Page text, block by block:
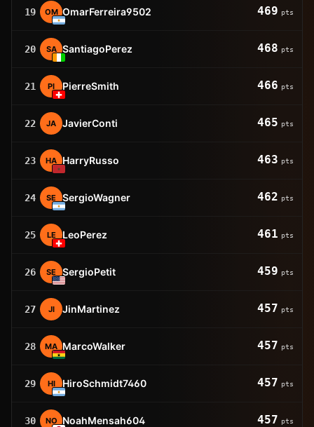
19 OM OmarFerreira9502 469 pts
20 SA SantiagoPerez 468 pts
21 PI PierreSmith 466 pts
22 JA JavierConti 465 pts
23 HA HarryRusso 463 pts
24 SE SergioWagner 462 pts
25 LE LeoPerez 461 pts
26 SE SergioPetit 459 pts
27 JI JinMartinez 457 pts
28 MA MarcoWalker 457 pts
29 HI HiroSchmidt7460 457 pts
30 NO NoahMensah604 457 pts